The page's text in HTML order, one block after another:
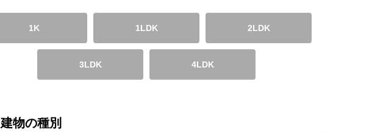
1K 1LDK 2LDK
3LDK 4LDK
建物の種別